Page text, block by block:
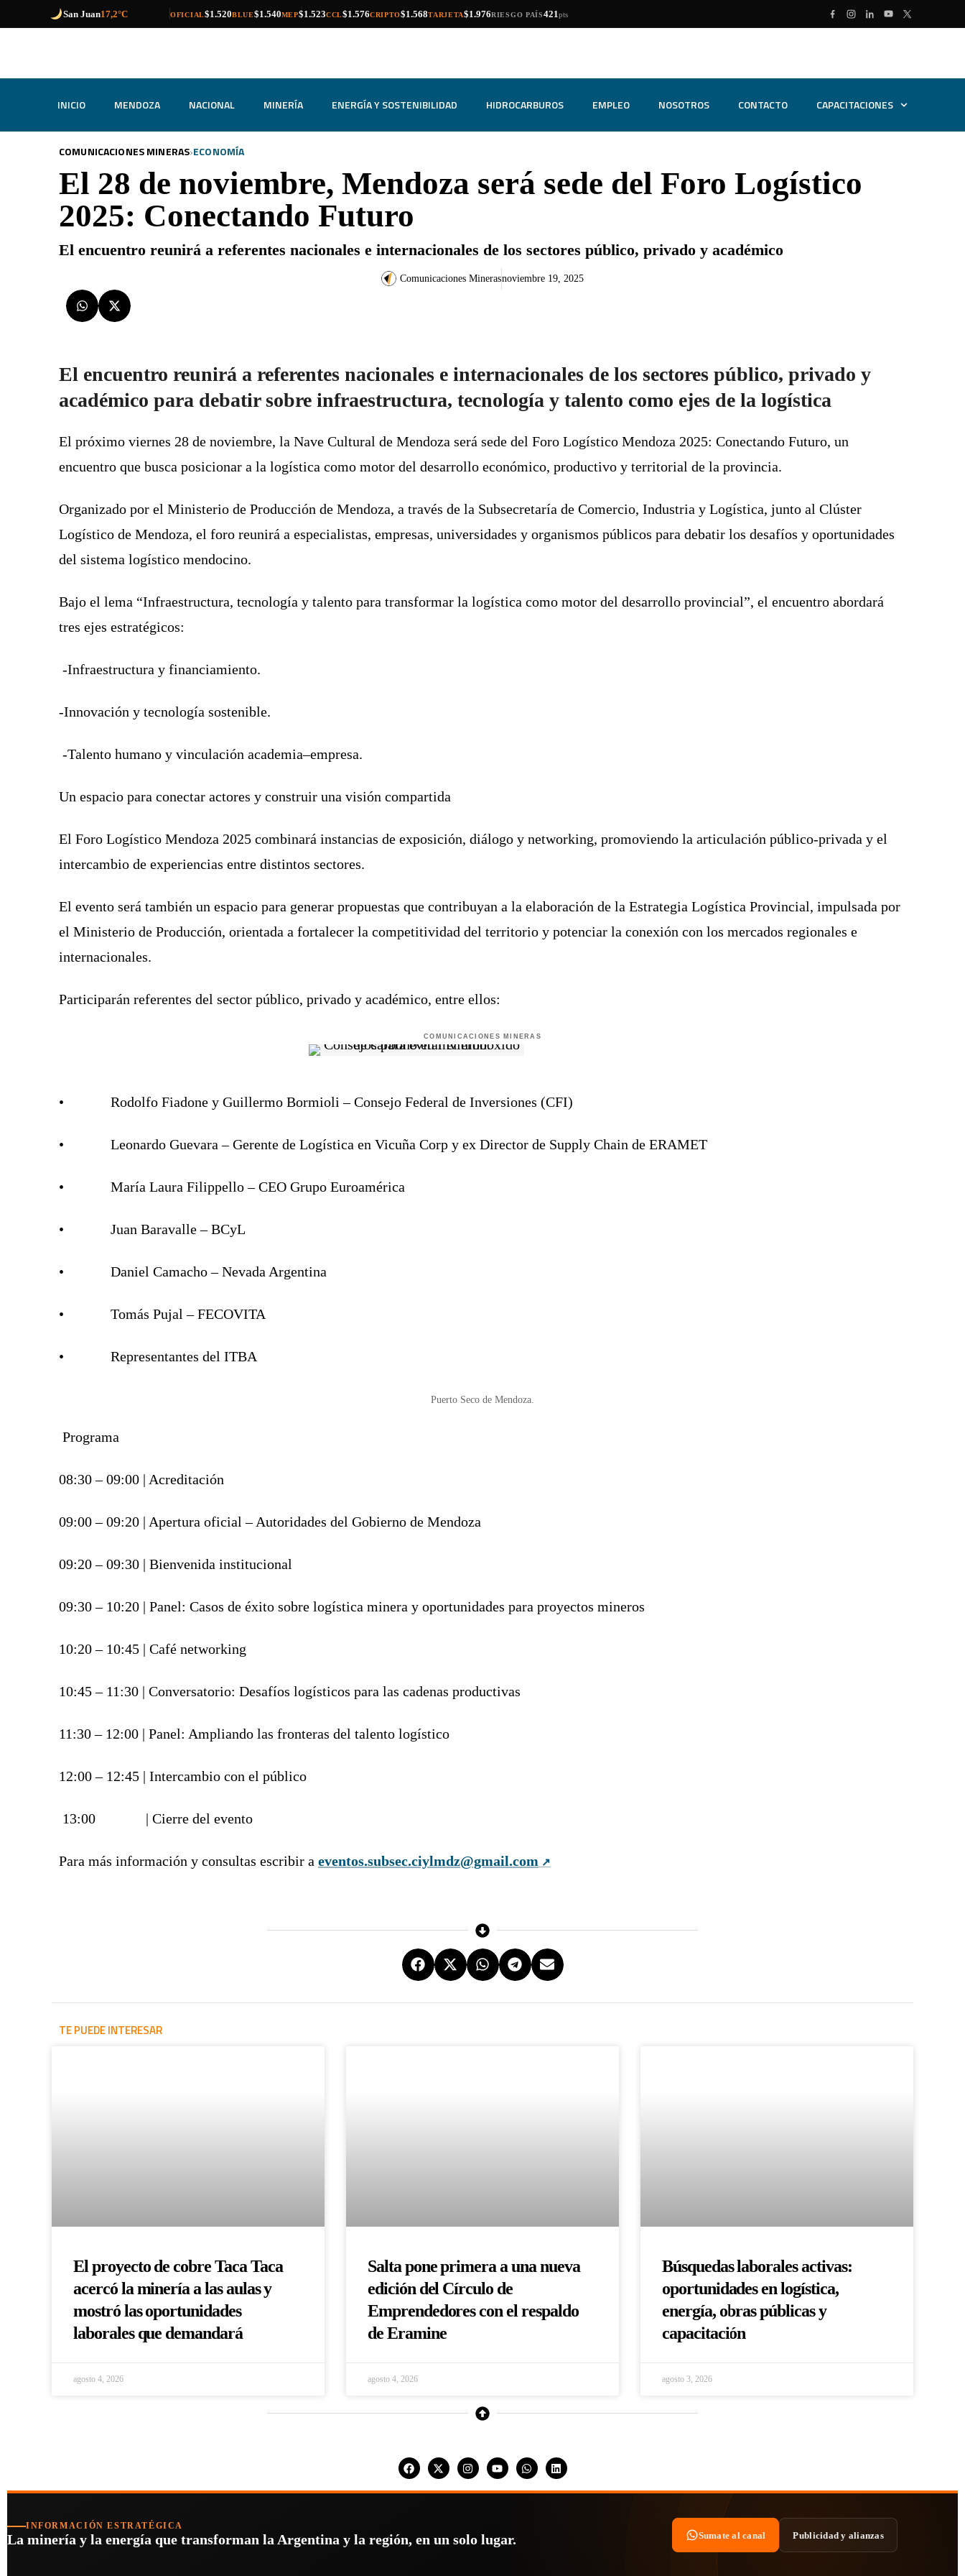
Catamarca17,1°C OFICIAL
compra
venta $1.520BLUE
compra
venta$1.540MEP
compra
venta$1.523CCL
compra
venta$1.576CRIPTO
compra
venta $1.568TARJETA
compra
venta $1.976RIESGO PAÍS421pts
INICIO MENDOZA NACIONAL MINERÍA ENERGÍA Y SOSTENIBILIDAD HIDROCARBUROS EMPLEO NOSOTROS CONTACTO CAPACITACIONES
COMUNICACIONES MINERAS›ECONOMÍA
El 28 de noviembre, Mendoza será sede del Foro Logístico
2025: Conectando Futuro
El encuentro reunirá a referentes nacionales e internacionales de los sectores público, privado y académico
Comunicaciones Minerasnoviembre 19, 2025
El encuentro reunirá a referentes nacionales e internacionales de los sectores público, privado y
académico para debatir sobre infraestructura, tecnología y talento como ejes de la logística
El próximo viernes 28 de noviembre, la Nave Cultural de Mendoza será sede del Foro Logístico Mendoza 2025: Conectando Futuro, un
encuentro que busca posicionar a la logística como motor del desarrollo económico, productivo y territorial de la provincia.
Organizado por el Ministerio de Producción de Mendoza, a través de la Subsecretaría de Comercio, Industria y Logística, junto al Clúster
Logístico de Mendoza, el foro reunirá a especialistas, empresas, universidades y organismos públicos para debatir los desafíos y oportunidades
del sistema logístico mendocino.
Bajo el lema “Infraestructura, tecnología y talento para transformar la logística como motor del desarrollo provincial”, el encuentro abordará
tres ejes estratégicos:
-Infraestructura y financiamiento.
-Innovación y tecnología sostenible.
-Talento humano y vinculación academia–empresa.
Un espacio para conectar actores y construir una visión compartida
El Foro Logístico Mendoza 2025 combinará instancias de exposición, diálogo y networking, promoviendo la articulación público-privada y el
intercambio de experiencias entre distintos sectores.
El evento será también un espacio para generar propuestas que contribuyan a la elaboración de la Estrategia Logística Provincial, impulsada por
el Ministerio de Producción, orientada a fortalecer la competitividad del territorio y potenciar la conexión con los mercados regionales e
internacionales.
Participarán referentes del sector público, privado y académico, entre ellos:
COMUNICACIONES MINERAS
• Rodolfo Fiadone y Guillermo Bormioli – Consejo Federal de Inversiones (CFI)
• Leonardo Guevara – Gerente de Logística en Vicuña Corp y ex Director de Supply Chain de ERAMET
• María Laura Filippello – CEO Grupo Euroamérica
• Juan Baravalle – BCyL
• Daniel Camacho – Nevada Argentina
• Tomás Pujal – FECOVITA
• Representantes del ITBA
Puerto Seco de Mendoza.
Programa
08:30 – 09:00 | Acreditación
09:00 – 09:20 | Apertura oficial – Autoridades del Gobierno de Mendoza
09:20 – 09:30 | Bienvenida institucional
09:30 – 10:20 | Panel: Casos de éxito sobre logística minera y oportunidades para proyectos mineros
10:20 – 10:45 | Café networking
10:45 – 11:30 | Conversatorio: Desafíos logísticos para las cadenas productivas
11:30 – 12:00 | Panel: Ampliando las fronteras del talento logístico
12:00 – 12:45 | Intercambio con el público
13:00 | Cierre del evento
Para más información y consultas escribir a eventos.subsec.ciylmdz@gmail.com
TE PUEDE INTERESAR
El proyecto de cobre Taca Taca
acercó la minería a las aulas y
mostró las oportunidades
laborales que demandará
agosto 4, 2026
Salta pone primera a una nueva
edición del Círculo de
Emprendedores con el respaldo
de Eramine
agosto 4, 2026
Búsquedas laborales activas:
oportunidades en logística,
energía, obras públicas y
capacitación
agosto 3, 2026
INFORMACIÓN ESTRATÉGICA
La minería y la energía que transforman la Argentina y la región, en un solo lugar. Sumate al canal Publicidad y alianzas